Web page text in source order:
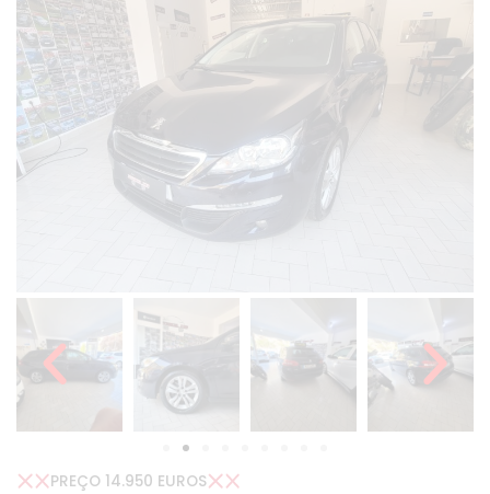
PREÇO 14.950 EUROS